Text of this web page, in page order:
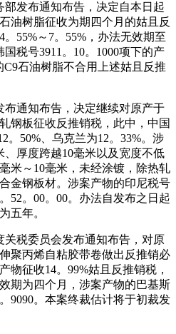
发布通知布告，决定自本日起
油树脂征收为期四个月的姑且反
55%～7。55%，办法无效期至
税号3911。10。1000项下的产
石油树脂不合用上述姑且反推
通知布告，决定继续对原产于
钢板征收反推销税，此中，中国
。50%、乌克兰为12。33%。涉
、厚度跨越10毫米以及宽度不低
米～10毫米，未经涂镀，除热轧
金钢板材。涉案产物的印尼税号
52。00。00。办法自发布之日起
五年。
税委员会发布通知布告，对原
聚丙烯自粘胶带卷做出反推销必
物征收14。99%姑且反推销税，
期为四个月，涉案产物的巴基斯
9090。本案终裁估计将于初裁发